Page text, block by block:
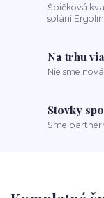
Špičková
solárií
Na trhu
Nie sme
Stovky
Sme